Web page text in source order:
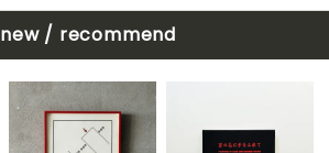
new / recommend